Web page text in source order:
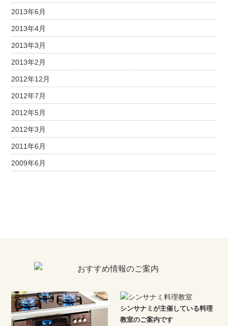
2013年6月
2013年4月
2013年3月
2013年2月
2012年12月
2012年7月
2012年5月
2012年3月
2011年6月
2009年6月
シンサナミが主催している料理
教室のご案内です